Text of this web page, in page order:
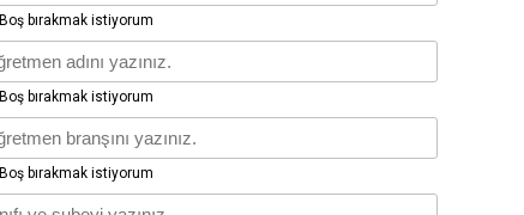
Boş bırakmak istiyorum
Boş bırakmak istiyorum
Boş bırakmak istiyorum